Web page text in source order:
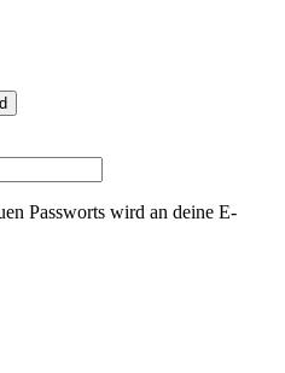
Passworts wird an deine E-